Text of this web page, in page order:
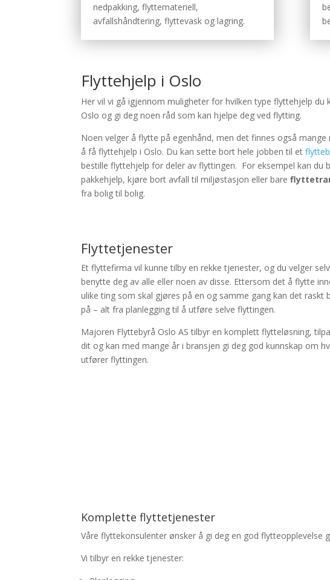
nedpakking, flyttemateriell,
avfallshåndtering, flyttevask og lagring.
Flyttehjelp i Oslo
Her vil vi gå igjennom muligheter for hvilken type flyttehjelp du
Oslo og gi deg noen råd som kan hjelpe deg ved flytting.
Noen velger å flytte på egenhånd, men det finnes også
å få flyttehjelp i Oslo. Du kan sette bort hele jobben til et
bestille flyttehjelp for deler av flyttingen. For eksempel kan du
pakkehjelp, kjøre bort avfall til miljøstasjon eller bare
fra bolig til bolig.
Flyttetjenester
Et flyttefirma vil kunne tilby en rekke tjenester, og du velger
benytte deg av alle eller noen av disse. Ettersom det å flytte
ulike ting som skal gjøres på en og samme gang kan det raskt
på – alt fra planlegging til å utføre selve flyttingen.
Majoren Flyttebyrå Oslo AS tilbyr en komplett flytteløsning,
dit og kan med mange år i bransjen gi deg god kunnskap om
utfører flyttingen.
Komplette flyttetjenester
Våre flyttekonsulenter ønsker å gi deg en god flytteopplevelse
Vi tilbyr en rekke tjenester: